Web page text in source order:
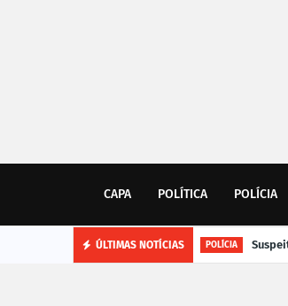
CAPA POLÍTICA POLÍCIA
ÚLTIMAS NOTÍCIAS POLÍCIA